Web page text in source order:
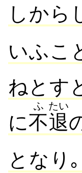
しから
いふこ
ねとす
に不
ふ
退
たい
となり｡